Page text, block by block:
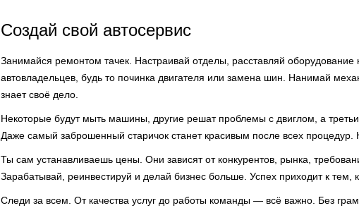
Создай свой автосервис
Занимайся ремонтом тачек. Настраивай отделы, расставляй
автовладельцев, будь то починка двигателя или замена шин. Нанимай
знает своё дело.
Некоторые будут мыть машины, другие решат проблемы с двиглом, а
Даже самый заброшенный старичок станет красивым после всех процедур.
Ты сам устанавливаешь цены. Они зависят от конкурентов, рынка,
Зарабатывай, реинвестируй и делай бизнес больше. Успех приходит к тем,
Следи за всем. От качества услуг до работы команды — всё важно. Без